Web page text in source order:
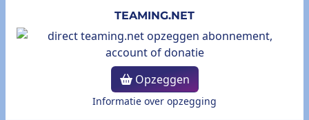
TEAMING.NET
Opzeggen
Informatie over opzegging